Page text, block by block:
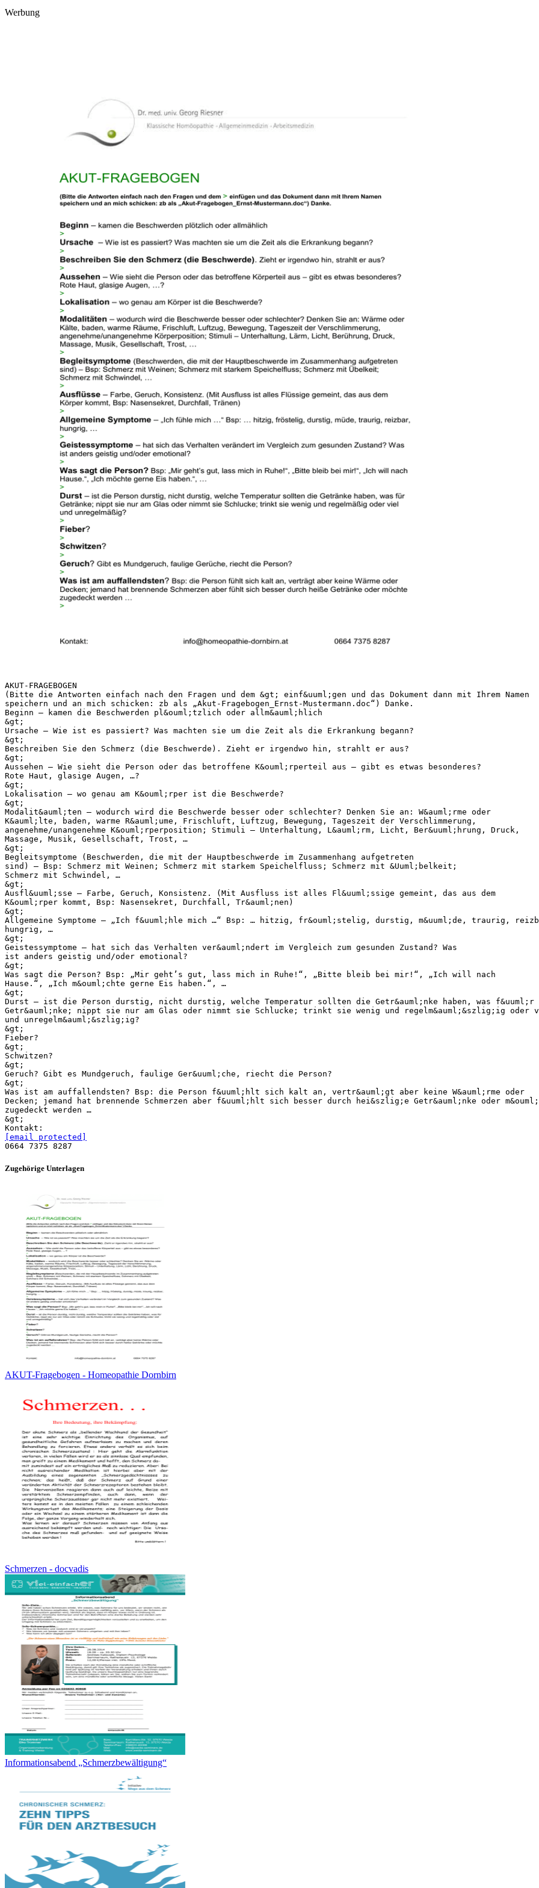
Werbung
AKUT-FRAGEBOGEN
(Bitte die Antworten einfach nach den Fragen und dem &gt; einf&uuml;gen und das Dokument dann mit Ihrem Namen
speichern und an mich schicken: zb als „Akut-Fragebogen_Ernst-Mustermann.doc“) Danke.
Beginn – kamen die Beschwerden pl&ouml;tzlich oder allm&auml;hlich
&gt;
Ursache – Wie ist es passiert? Was machten sie um die Zeit als die Erkrankung begann?
&gt;
Beschreiben Sie den Schmerz (die Beschwerde). Zieht er irgendwo hin, strahlt er aus?
&gt;
Aussehen – Wie sieht die Person oder das betroffene K&ouml;rperteil aus – gibt es etwas besonderes?
Rote Haut, glasige Augen, …?
&gt;
Lokalisation – wo genau am K&ouml;rper ist die Beschwerde?
&gt;
Modalit&auml;ten – wodurch wird die Beschwerde besser oder schlechter? Denken Sie an: W&auml;rme oder
K&auml;lte, baden, warme R&auml;ume, Frischluft, Luftzug, Bewegung, Tageszeit der Verschlimmerung,
angenehme/unangenehme K&ouml;rperposition; Stimuli – Unterhaltung, L&auml;rm, Licht, Ber&uuml;hrung, Druck,
Massage, Musik, Gesellschaft, Trost, …
&gt;
Begleitsymptome (Beschwerden, die mit der Hauptbeschwerde im Zusammenhang aufgetreten
sind) – Bsp: Schmerz mit Weinen; Schmerz mit starkem Speichelfluss; Schmerz mit &Uuml;belkeit;
Schmerz mit Schwindel, …
&gt;
Ausfl&uuml;sse – Farbe, Geruch, Konsistenz. (Mit Ausfluss ist alles Fl&uuml;ssige gemeint, das aus dem
K&ouml;rper kommt, Bsp: Nasensekret, Durchfall, Tr&auml;nen)
&gt;
Allgemeine Symptome – „Ich f&uuml;hle mich …“ Bsp: … hitzig, fr&ouml;stelig, durstig, m&uuml;de, traurig,
hungrig, …
&gt;
Geistessymptome – hat sich das Verhalten ver&auml;ndert im Vergleich zum gesunden Zustand? Was
ist anders geistig und/oder emotional?
&gt;
Was sagt die Person? Bsp: „Mir geht’s gut, lass mich in Ruhe!“, „Bitte bleib bei mir!“, „Ich will nach
Hause.“, „Ich m&ouml;chte gerne Eis haben.“, …
&gt;
Durst – ist die Person durstig, nicht durstig, welche Temperatur sollten die Getr&auml;nke haben, was f&uuml;r
Getr&auml;nke; nippt sie nur am Glas oder nimmt sie Schlucke; trinkt sie wenig und regelm&auml;&szlig;ig oder
und unregelm&auml;&szlig;ig?
&gt;
Fieber?
&gt;
Schwitzen?
&gt;
Geruch? Gibt es Mundgeruch, faulige Ger&uuml;che, riecht die Person?
&gt;
Was ist am auffallendsten? Bsp: die Person f&uuml;hlt sich kalt an, vertr&auml;gt aber keine W&auml;rme oder
Decken; jemand hat brennende Schmerzen aber f&uuml;hlt sich besser durch hei&szlig;e Getr&auml;nke oder
zugedeckt werden …
&gt;
[email protected]
Zugehörige Unterlagen
AKUT-Fragebogen - Homeopathie Dornbirn
Schmerzen - docvadis
Informationsabend „Schmerzbewältigung“